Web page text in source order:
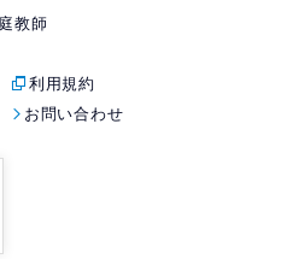
教師
利用規約
お問い合わせ